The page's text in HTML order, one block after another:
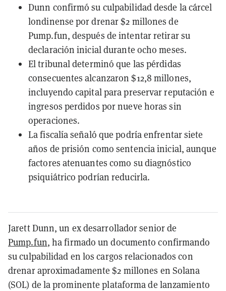
Dunn confirmó su culpabilidad desde la cárcel
londinense por drenar $2 millones de
Pump.fun, después de intentar retirar su
declaración inicial durante ocho meses.
El tribunal determinó que las pérdidas
consecuentes alcanzaron $12,8 millones,
incluyendo capital para preservar reputación e
ingresos perdidos por nueve horas sin
operaciones.
La fiscalía señaló que podría enfrentar siete
años de prisión como sentencia inicial, aunque
factores atenuantes como su diagnóstico
psiquiátrico podrían reducirla.
Jarett Dunn, un ex desarrollador senior de
Pump.fun, ha firmado un documento confirmando
su culpabilidad en los cargos relacionados con
drenar aproximadamente $2 millones en Solana
(SOL) de la prominente plataforma de lanzamiento